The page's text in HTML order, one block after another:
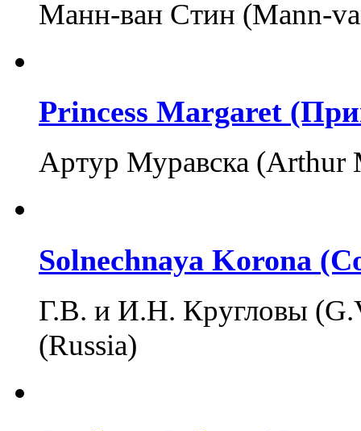
Манн-ван Стин (Mann-
Princess Margaret
Артур Муравска
Solnechnaya Korona
Г.В. и И.Н. Кругловы
(Russia)